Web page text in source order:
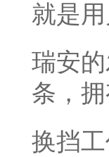
就是
瑞安
条，
换挡工